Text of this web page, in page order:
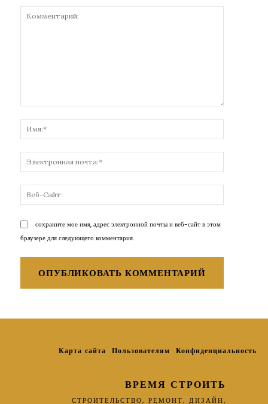
почта:*
Сайт:
сохраните мое имя, адрес электронной почты и веб-сайт в этом
браузере для следующего комментария.
Карта сайта Пользователям Конфиденциальность
ВРЕМЯ СТРОИТЬ
СТРОИТЕЛЬСТВО, РЕМОНТ, ДИЗАЙН,